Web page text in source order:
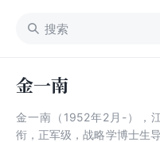
金一南
金一南（1952年2月-），
衔，正军级，战略学博士生